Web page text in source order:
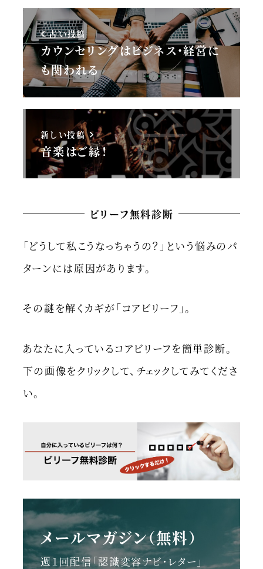
古い投稿
カウンセリングはビジネス・経営に
も関われる
新しい投稿
音楽はご縁！
ビリーフ無料診断
「どうして私こうなっちゃうの？」という悩みのパ
ターンには原因があります。
その謎を解くカギが「コアビリーフ」。
あなたに入っているコアビリーフを簡単診断。
下の画像をクリックして、チェックしてみてくださ
い。
メールマガジン（無料）
週１回配信「認識変容ナビ・レター」